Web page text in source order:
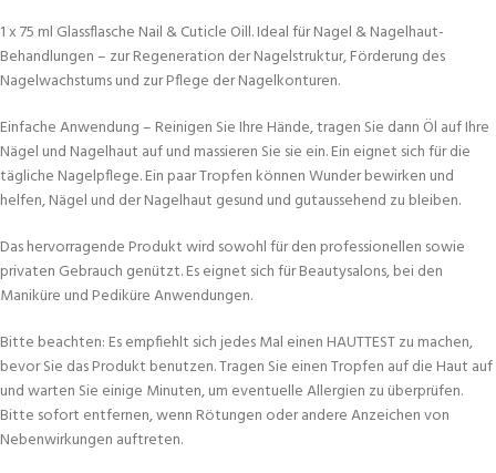
1 x 75 ml Glassflasche Nail & Cuticle Oill. Ideal für Nagel & Nagelhaut-
Behandlungen – zur Regeneration der Nagelstruktur, Förderung des
Nagelwachstums und zur Pflege der Nagelkonturen.
Einfache Anwendung – Reinigen Sie Ihre Hände, tragen Sie dann Öl auf Ihre
Nägel und Nagelhaut auf und massieren Sie sie ein. Ein eignet sich für die
tägliche Nagelpflege. Ein paar Tropfen können Wunder bewirken und
helfen, Nägel und der Nagelhaut gesund und gutaussehend zu bleiben.
Das hervorragende Produkt wird sowohl für den professionellen sowie
privaten Gebrauch genützt. Es eignet sich für Beautysalons, bei den
Maniküre und Pediküre Anwendungen.
Bitte beachten: Es empfiehlt sich jedes Mal einen HAUTTEST zu machen,
bevor Sie das Produkt benutzen. Tragen Sie einen Tropfen auf die Haut auf
und warten Sie einige Minuten, um eventuelle Allergien zu überprüfen.
Bitte sofort entfernen, wenn Rötungen oder andere Anzeichen von
Nebenwirkungen auftreten.